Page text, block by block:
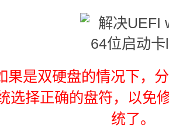
果是双硬盘的情况下，
选择正确的盘符，以免
统了。